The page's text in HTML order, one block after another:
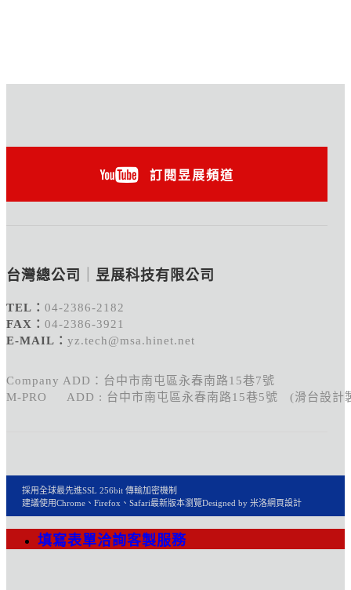
訂閱昱展頻道
台灣總公司 昱展科技有限公司
TEL： 04-2386-2182
FAX： 04-2386-3921
E-MAIL： yz.tech@msa.hinet.net
Company ADD：台中市南屯區永春南路15巷7號
M-PRO ADD : 台中市南屯區永春南路15巷5號 (滑台設計
採用全球最先進SSL 256bit 傳輸加密機制
建議使用Chrome、Firefox、Safari最新版本瀏覽Designed by 米洛網頁設計
填寫表單洽詢客製服務